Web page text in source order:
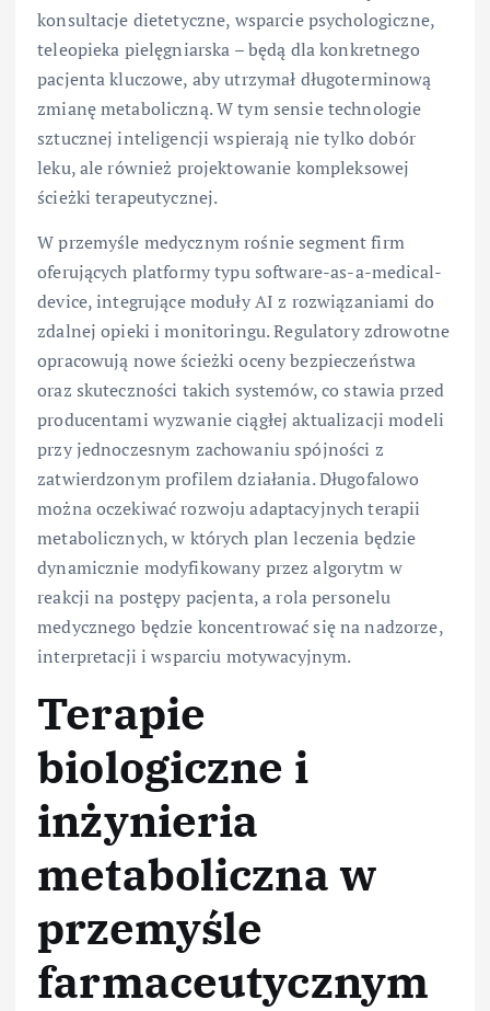
konsultacje dietetyczne, wsparcie psychologiczne,
teleopieka pielęgniarska – będą dla konkretnego
pacjenta kluczowe, aby utrzymał długoterminową
zmianę metaboliczną. W tym sensie technologie
sztucznej inteligencji wspierają nie tylko dobór
leku, ale również projektowanie kompleksowej
ścieżki terapeutycznej.
W przemyśle medycznym rośnie segment firm
oferujących platformy typu software-as-a-medical-
device, integrujące moduły AI z rozwiązaniami do
zdalnej opieki i monitoringu. Regulatory zdrowotne
opracowują nowe ścieżki oceny bezpieczeństwa
oraz skuteczności takich systemów, co stawia przed
producentami wyzwanie ciągłej aktualizacji modeli
przy jednoczesnym zachowaniu spójności z
zatwierdzonym profilem działania. Długofalowo
można oczekiwać rozwoju adaptacyjnych terapii
metabolicznych, w których plan leczenia będzie
dynamicznie modyfikowany przez algorytm w
reakcji na postępy pacjenta, a rola personelu
medycznego będzie koncentrować się na nadzorze,
interpretacji i wsparciu motywacyjnym.
Terapie
biologiczne i
inżynieria
metaboliczna w
przemyśle
farmaceutycznym